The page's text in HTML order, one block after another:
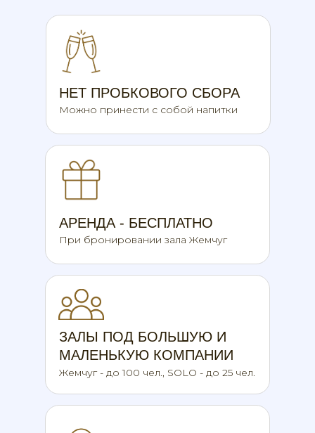
НЕТ ПРОБКОВОГО СБОРА
Можно принести с собой напитки
АРЕНДА - БЕСПЛАТНО
При бронировании зала Жемчуг
ЗАЛЫ ПОД БОЛЬШУЮ И
МАЛЕНЬКУЮ КОМПАНИИ
Жемчуг - до 100 чел., SOLO - до 25 чел.